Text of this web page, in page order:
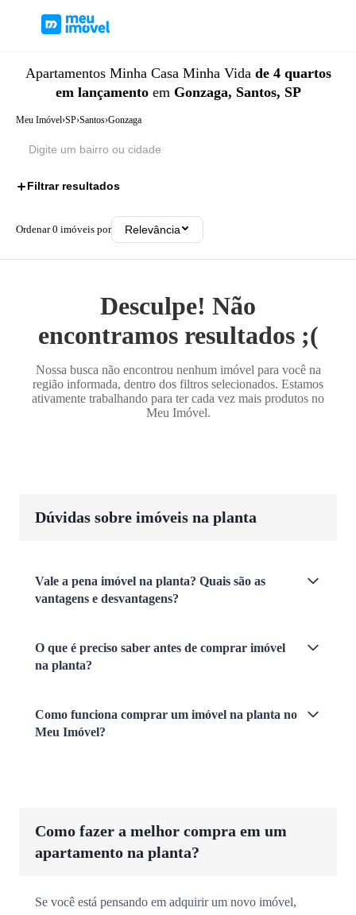
Apartamentos Minha Casa Minha Vida de 4 quartos
em lançamento em Gonzaga, Santos, SP
Meu Imóvel›SP›Santos›Gonzaga
Filtrar resultados
Ordenar0 imóveis por Relevância
Desculpe! Não
encontramos resultados ;(
Nossa busca não encontrou nenhum imóvel para você na
região informada, dentro dos filtros selecionados. Estamos
ativamente trabalhando para ter cada vez mais produtos no
Meu Imóvel.
Dúvidas sobre imóveis na planta
Vale a pena imóvel na planta? Quais são as
vantagens e desvantagens?
O que é preciso saber antes de comprar imóvel
na planta?
Como funciona comprar um imóvel na planta no
Meu Imóvel?
Como fazer a melhor compra em um
apartamento na planta?
Se você está pensando em adquirir um novo imóvel,